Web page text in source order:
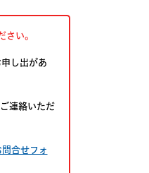
い。
し出があ
連絡いただ
合せフォ